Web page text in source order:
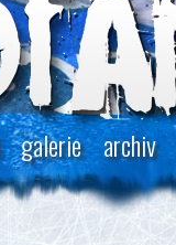
galerie archiv